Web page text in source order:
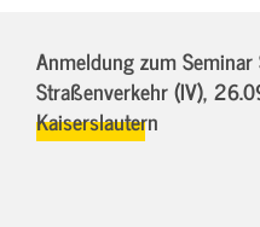
Anmeldung zum
Straßenverkehr (IV),
Kaiserslautern